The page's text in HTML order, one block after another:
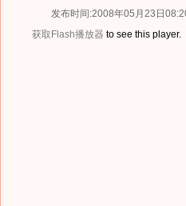
发布时间:2008年05月23日
获取Flash播放器 to see this player.